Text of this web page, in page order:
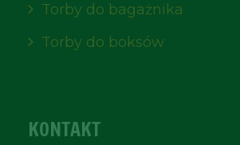
Torby do bagażnika
Torby do boksów
KONTAKT